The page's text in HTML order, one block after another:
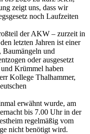
zeigt uns, dass wir
noch Laufzeiten
der AKW – zurzeit in
letzten Jahren ist einer
und
oder ausgesetzt
Krümmel haben
Kollege Thalhammer,
erwähnt wurde, am
bis 7.00 Uhr in der
regelmäßig vom
nicht benötigt wird.